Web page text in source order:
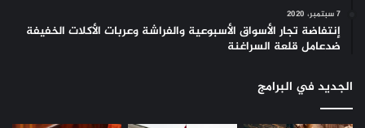
7 سبتمبر، 2020
إنتفاضة تجار الأسواق الأسبوعية والفراشة وعربات الأكلات الخفيفة
ضدعامل قلعة السراغنة
الجديد في البرامج